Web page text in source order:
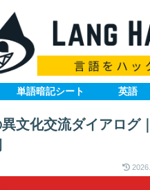
単語暗記シート 英語
文化交流ダイアログ